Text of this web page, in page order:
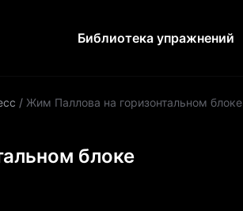
Библиотека упражнений
/ Жим Паллова на горизонтальном блоке
блоке